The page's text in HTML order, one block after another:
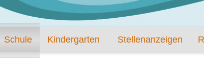
Schule Kindergarten Stellenanzeigen